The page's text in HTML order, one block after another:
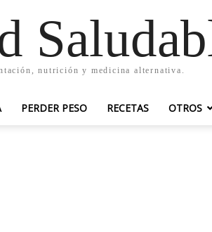
nutrición y medicina alternativa.
PERDER PESO RECETAS OTROS